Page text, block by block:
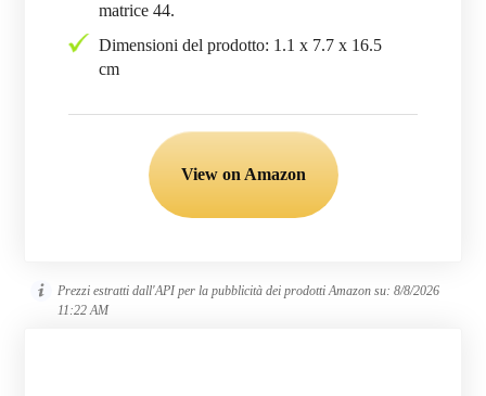
matrice 44.
Dimensioni del prodotto: 1.1 x 7.7 x 16.5
cm
View on Amazon
Prezzi estratti dall'API per la pubblicità dei prodotti Amazon su:8/8/2026
11:22 AM